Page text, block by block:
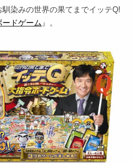
染みの世界の果てまでイッテQ!
ードゲーム 』。